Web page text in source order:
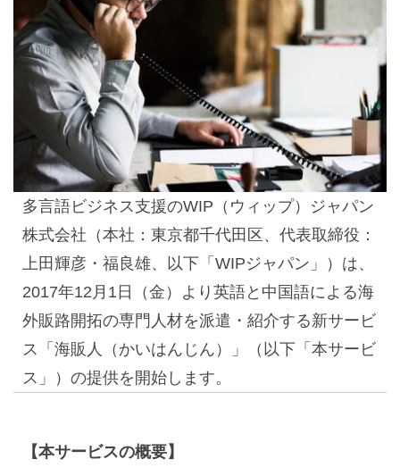
多言語ビジネス支援のWIP（ウィップ）ジャパン
株式会社（本社：東京都千代田区、代表取締役：
上田輝彦・福良雄、以下「WIPジャパン」）は、
2017年12月1日（金）より英語と中国語による海
外販路開拓の専門人材を派遣・紹介する新サービ
ス「海販人（かいはんじん）」（以下「本サービ
ス」）の提供を開始します。
【本サービスの概要】